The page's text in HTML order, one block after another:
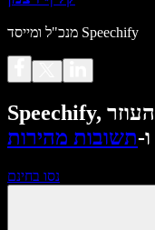
מנכ"ל ומייסד Speechify
ו-תשובות מהירות
נסו בחינם